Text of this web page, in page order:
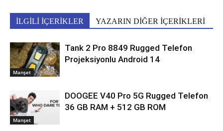
İLGİLİ İÇERİKLER YAZARIN DİĞER İÇERİKLERİ
Manşet
Tank 2 Pro 8849 Rugged Telefon
Projeksiyonlu Android 14
Manşet
DOOGEE V40 Pro 5G Rugged Telefon
36 GB RAM + 512 GB ROM